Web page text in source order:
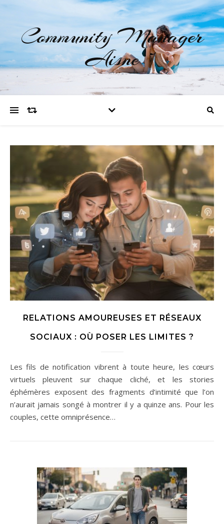
Community Manager
Aisne
RELATIONS AMOUREUSES ET RÉSEAUX
SOCIAUX : OÙ POSER LES LIMITES ?
Les fils de notification vibrent à toute heure, les cœurs
virtuels pleuvent sur chaque cliché, et les stories
éphémères exposent des fragments d’intimité que l’on
n’aurait jamais songé à montrer il y a quinze ans. Pour les
couples, cette omniprésence…